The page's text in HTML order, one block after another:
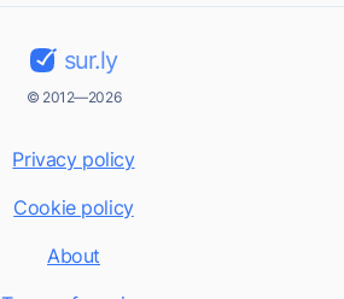
sur.ly
© 2012—2026
Privacy policy
Cookie policy
About